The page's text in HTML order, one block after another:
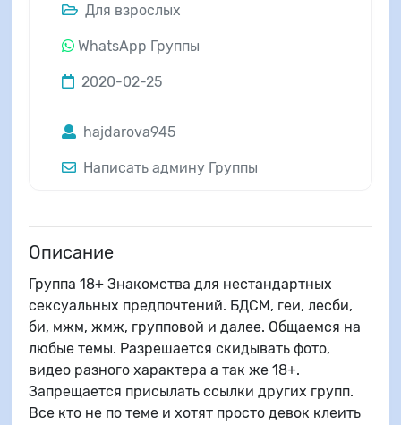
Для взрослых
WhatsApp Группы
2020-02-25
hajdarova945
Написать админу Группы
Описание
Группа 18+ Знакомства для нестандартных
сексуальных предпочтений. БДСМ, геи, лесби,
би, мжм, жмж, групповой и далее. Общаемся на
любые темы. Разрешается скидывать фото,
видео разного характера а так же 18+.
Запрещается присылать ссылки других групп.
Все кто не по теме и хотят просто девок клеить